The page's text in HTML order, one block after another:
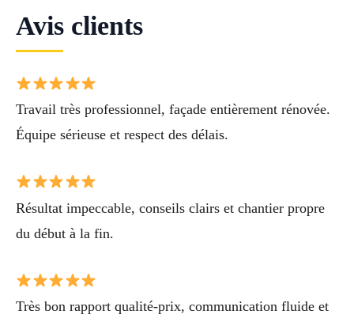
Avis clients
Travail très professionnel, façade entièrement rénovée.
Équipe sérieuse et respect des délais.
Résultat impeccable, conseils clairs et chantier propre
du début à la fin.
Très bon rapport qualité-prix, communication fluide et